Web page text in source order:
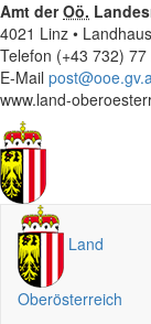
Amt derOö.
4021 Linz •
Telefon (+43 732) 77
E-Mail
www.land-
Land
Oberösterreich